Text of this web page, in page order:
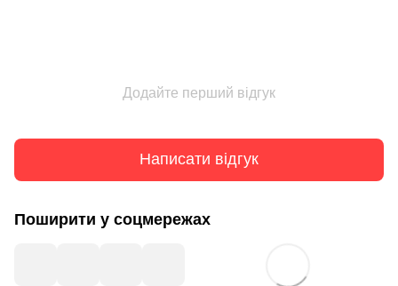
Додайте перший відгук
Написати відгук
Поширити у соцмережах